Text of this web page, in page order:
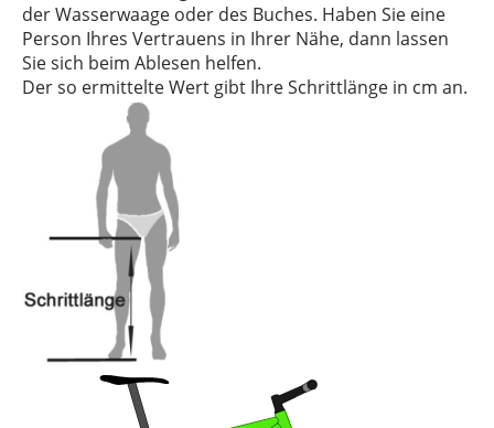
der Wasserwaage oder des Buches. Haben Sie eine
Person Ihres Vertrauens in Ihrer Nähe, dann lassen
Sie sich beim Ablesen helfen.
Der so ermittelte Wert gibt Ihre Schrittlänge in cm an.